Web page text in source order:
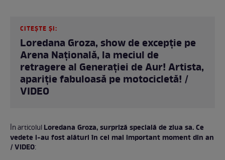
CITEȘTE ȘI:
Loredana Groza, show de excepție pe
Arena Națională, la meciul de
retragere al Generației de Aur! Artista,
apariție fabuloasă pe motocicletă! /
VIDEO
În articolulLoredana Groza, surpriză specială de ziua sa. Ce
vedete i-au fost alături în cel mai important moment din an
/ VIDEO: